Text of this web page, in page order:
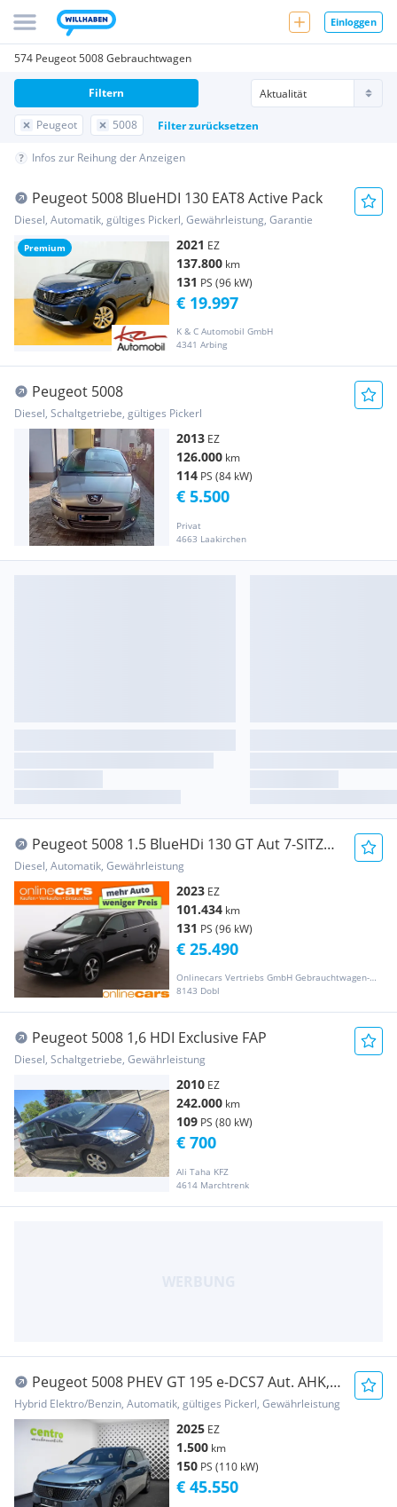
Einloggen
574 Peugeot 5008 Gebrauchtwagen
Peugeot 5008 Filter zurücksetzen
Filtern
Infos zur Reihung der Anzeigen
Premium
Peugeot 5008 BlueHDI 130 EAT8 Active Pack
Diesel, Automatik, gültiges Pickerl, Gewährleistung, Garantie
2021 EZ
137.800 km
131 PS (96 kW)
K & C Automobil GmbH
4341 Arbing
€ 19.997
Peugeot 5008
Diesel, Schaltgetriebe, gültiges Pickerl
2013 EZ
126.000 km
114 PS (84 kW)
Privat
4663 Laakirchen
€ 5.500
Peugeot 5008 1.5 BlueHDi 130 GT Aut 7-SITZER
LED SKY NAV
Diesel, Automatik, Gewährleistung
2023 EZ
101.434 km
131 PS (96 kW)
Onlinecars Vertriebs GmbH Gebrauchtwagen-Outlet  Werkstätte  Spenglerei  Lackiererei
8143 Dobl
€ 25.490
Peugeot 5008 1,6 HDI Exclusive FAP
Diesel, Schaltgetriebe, Gewährleistung
2010 EZ
242.000 km
109 PS (80 kW)
Ali Taha KFZ
4614 Marchtrenk
€ 700
Peugeot 5008 PHEV GT 195 e-DCS7 Aut. AHK,
Alcantara, Sc...
Hybrid Elektro/Benzin, Automatik, gültiges Pickerl, Gewährleistung
2025 EZ
1.500 km
150 PS (110 kW)
€ 45.550